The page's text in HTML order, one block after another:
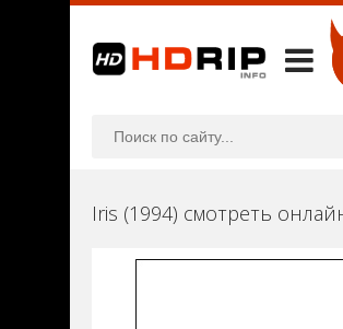
Iris (1994) смотреть